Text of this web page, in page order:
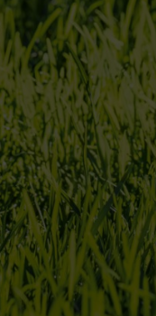
a relva a uma
à sombra